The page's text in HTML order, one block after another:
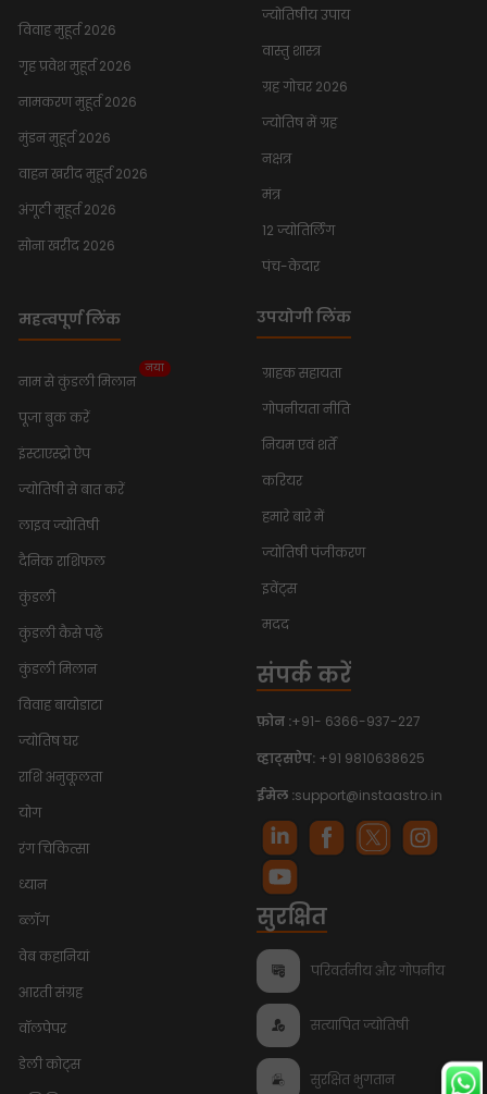
विवाह मुहूर्त 2026
गृह प्रवेश मुहूर्त 2026
नामकरण मुहूर्त 2026
मुंडन मुहूर्त 2026
वाहन खरीद मुहूर्त 2026
अंगूठी मुहूर्त 2026
सोना खरीद 2026
ज्योतिषीय उपाय
वास्तु शास्त्र
ग्रह गोचर 2026
ज्योतिष में ग्रह
नक्षत्र
मंत्र
12 ज्योतिर्लिंग
पंच-केदार
महत्वपूर्ण लिंक
नाम से कुंडली मिलान
नया
पूजा बुक करें
इंस्टाएस्ट्रो ऐप
ज्योतिषी से बात करें
लाइव ज्योतिषी
दैनिक राशिफल
कुंडली
कुंडली कैसे पढ़ें
कुंडली मिलान
विवाह बायोडाटा
ज्योतिष घर
राशि अनुकूलता
योग
रंग चिकित्सा
ध्यान
ब्लॉग
वेब कहानियां
आरती संग्रह
वॉलपेपर
डेली कोट्स
उपयोगी लिंक
ग्राहक सहायता
गोपनीयता नीति
नियम एवं शर्तें
करियर
हमारे बारे में
ज्योतिषी पंजीकरण
इवेंट्स
मदद
संपर्क करें
फ़ोन :+91- 6366-937-227
व्हाट्सऐप: +91 9810638625
ईमेल :support@instaastro.in
सुरक्षित
परिवर्तनीय और गोपनीय
सत्यापित ज्योतिषी
सुरक्षित भुगतान